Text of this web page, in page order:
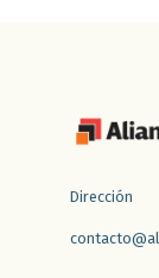
Dirección